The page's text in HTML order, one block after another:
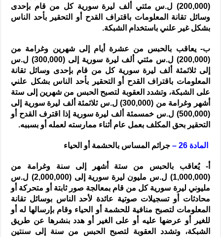
(200,000) ل.س مئتي ألف ليرة سورية كل من قام بإحدى
وسائل تقانة المعلومات باقتراف القدح أو التحقير بأحد الناس
بشكل غير علني باستخدام الشبكة.
ب- يعاقب بالحبس من عشرة أيام إلى شهرين وغرامة من
(200,000) ل.س مئتي ألف ليرة سورية إلى (300,000) ل.س
إلى ثلاثمئة ألف ليرة سورية كل من قام بإحدى وسائل تقانة
المعلومات باقتراف القدح أو التحقير بأحد الناس بشكل علني
على الشبكة، وتشدد العقوبة لتصبح الحبس من شهرين إلى ستة
أشهر وغرامة من (300,000) ل.س ثلاثمئة ألف ليرة سورية إلى
(500,000) ل.س خمسمئة ألف ليرة سورية إذا اقترف القدح أو
التحقير بحق المكلف بعمل عام أثناء ممارسته لعمله أو بسببه.
المادة 26 – جرائم المساس بالحشمة أو الحياء
أ- يُعاقب بالحبس من ستة أشهر إلى سنة وغرامة من
(1,000,000) ل.س مليون ليرة سورية إلى (2,000,000) ل.س
مليوني ليرة سورية كل من قام بمعالجة صور ثابتة أو متحركة أو
محادثات أو تسجيلات صوتية عائدة لأحد الناس بوسائل تقانة
المعلومات لتصبح منافية للحشمة أو الحياء وقام بإرسالها له أو
للغير أو عرضها عليه أو على الغير أو هدد بنشرها عن طريق
الشبكة، وتشدد العقوبة لتصبح الحبس من سنة إلى سنتين